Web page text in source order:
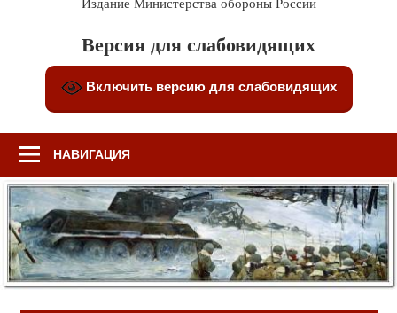
Издание Министерства обороны России
Версия для слабовидящих
Включить версию для слабовидящих
НАВИГАЦИЯ